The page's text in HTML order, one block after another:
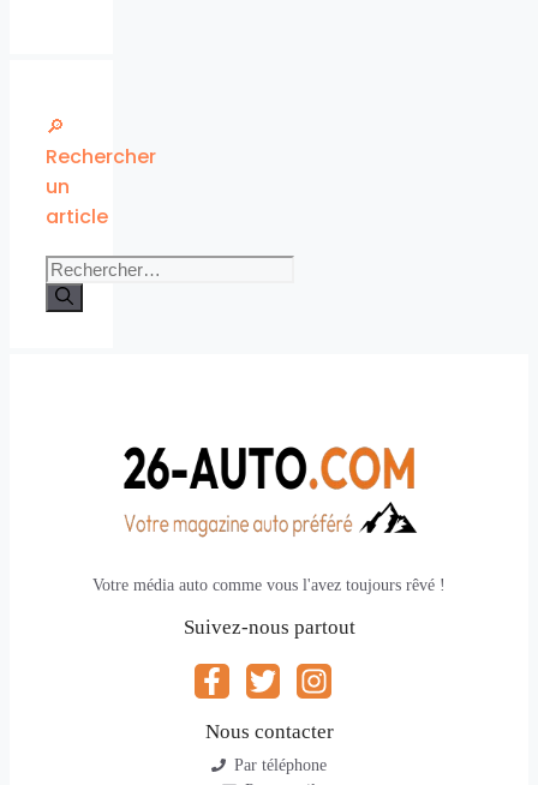
🔎
Rechercher
un
article
Rechercher :
Votre média auto comme vous l'avez toujours rêvé !
Suivez-nous partout
Nous contacter
Par téléphone